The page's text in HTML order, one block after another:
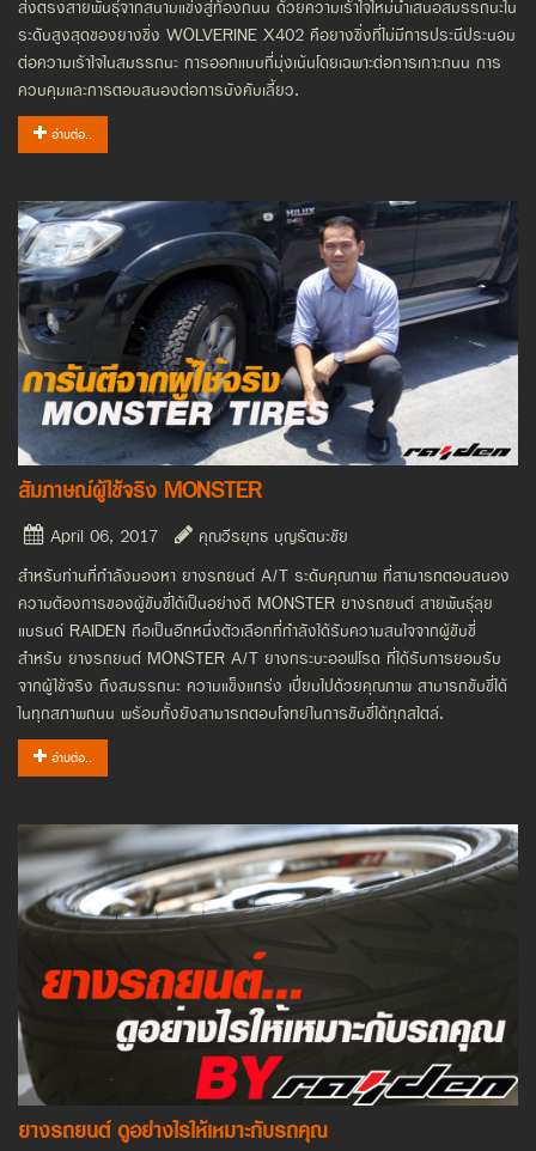
ส่งตรงสายพันธุ์จากสนามแข่งสู่ท้องถนน ด้วยความเร้าใจใหม่นำเสนอสมรรถนะใน
ระดับสูงสุดของยางซิ่ง WOLVERINE X402 คือยางซิ่งที่ไม่มีการประนีประนอม
ต่อความเร้าใจในสมรรถนะ การออกแบบที่มุ่งเน้นโดยเฉพาะต่อการเกาะถนน การ
ควบคุมและการตอบสนองต่อการบังคับเลี้ยว.
อ่านต่อ..
สัมภาษณ์ผู้ใช้จริง MONSTER
April 06, 2017
คุณวีรยุทธ บุญรัตนะชัย
สำหรับท่านที่กำลังมองหา ยางรถยนต์ A/T ระดับคุณภาพ ที่สามารถตอบสนอง
ความต้องการของผู้ขับขี่ได้เป็นอย่างดี MONSTER ยางรถยนต์ สายพันธุ์ลุย
แบรนด์ RAIDEN ถือเป็นอีกหนึ่งตัวเลือกที่กำลังได้รับความสนใจจากผู้ขับขี่
สำหรับ ยางรถยนต์ MONSTER A/T ยางกระบะออฟโรด ที่ได้รับการยอมรับ
จากผู้ใช้จริง ถึงสมรรถนะ ความแข็งแกร่ง เปี่ยมไปด้วยคุณภาพ สามารถขับขี่ได้
ในทุกสภาพถนน พร้อมทั้งยังสามารถตอบโจทย์ในการขับขี่ได้ทุกสไตล์.
อ่านต่อ..
ยางรถยนต์ ดูอย่างไรให้เหมาะกับรถคุณ